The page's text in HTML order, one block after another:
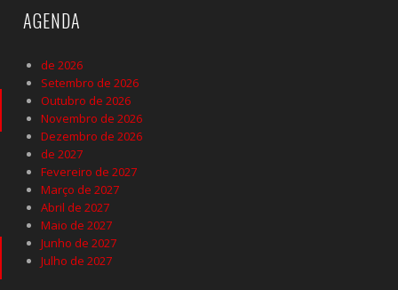
AGENDA
de 2026
Setembro de 2026
Outubro de 2026
Novembro de 2026
Dezembro de 2026
de 2027
Fevereiro de 2027
Março de 2027
Abril de 2027
Maio de 2027
Junho de 2027
Julho de 2027